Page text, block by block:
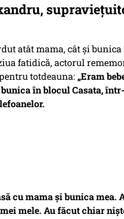
atât mama, cât și
fatidică, actorul
totdeauna: „Eram
în blocul Casata,
cu mama și bunica
mele. Au făcut chiar